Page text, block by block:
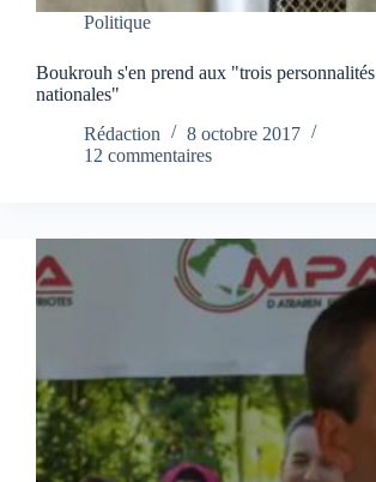
Politique
Boukrouh s'en prend aux "trois personnalités
nationales"
Rédaction
8 octobre 2017
12 commentaires